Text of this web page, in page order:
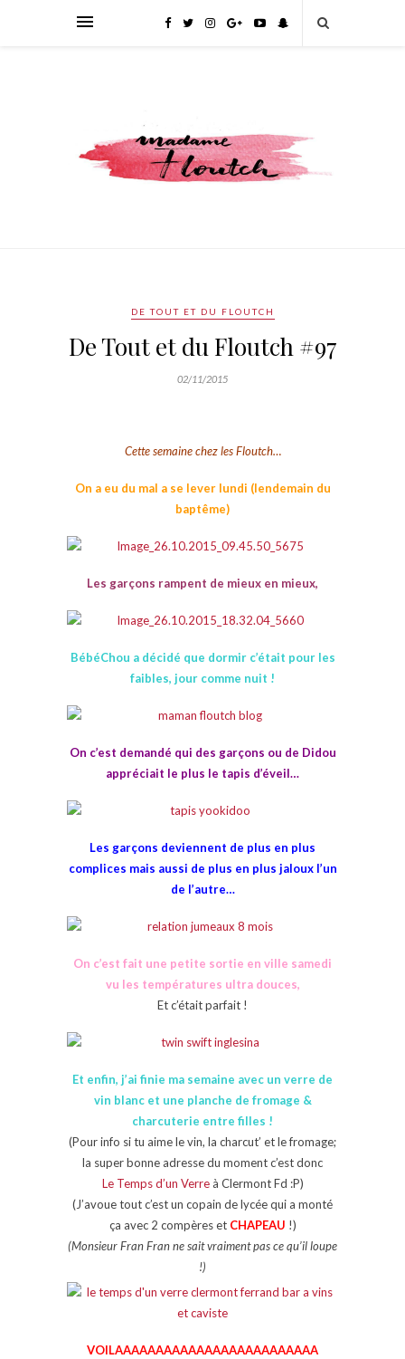
DE TOUT ET DU FLOUTCH
De Tout et du Floutch #97
02/11/2015
Cette semaine chez les Floutch…
On a eu du mal a se lever lundi (lendemain du
baptême)
Les garçons rampent de mieux en mieux,
BébéChou a décidé que dormir c’était pour les
faibles, jour comme nuit !
On c’est demandé qui des garçons ou de Didou
appréciait le plus le tapis d’éveil…
Les garçons deviennent de plus en plus
complices mais aussi de plus en plus jaloux l’un
de l’autre…
On c’est fait une petite sortie en ville samedi
vu les températures ultra douces,
Et c’était parfait !
Et enfin, j’ai finie ma semaine avec un verre de
vin blanc et une planche de fromage &
charcuterie entre filles !
(Pour info si tu aime le vin, la charcut’ et le fromage;
la super bonne adresse du moment c’est donc
Le Temps d’un Verreà Clermont Fd :P)
(J’avoue tout c’est un copain de lycée qui a monté
ça avec 2 compères et CHAPEAU !)
(Monsieur Fran Fran ne sait vraiment pas ce qu’il loupe
!)
VOILAAAAAAAAAAAAAAAAAAAAAAAAA